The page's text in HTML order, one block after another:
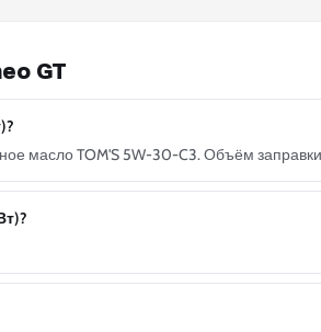
GT
масло TOM'S 5W-30-C3. Объём